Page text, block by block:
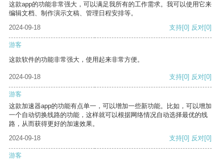
这款app的功能非常强大，可以满足我所有的工作需求。我可以使用它来
编辑文档、制作演示文稿、管理日程安排等。
2024-09-18
支持[0] 反对[0]
游客
这款软件的功能非常强大，使用起来非常方便。
2024-09-18 支持[0] 反对[0]
游客
这款加速器app的功能有点单一，可以增加一些新功能。比如，可以增加
一个自动切换线路的功能，这样就可以根据网络情况自动选择最优的线
路，从而获得更好的加速效果。
2024-09-18
支持[0] 反对[0]
游客